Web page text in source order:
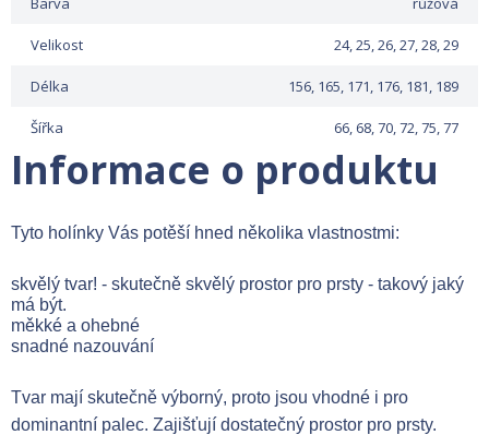
Informace o produktu
Tyto holínky Vás potěší hned několika vlastnostmi:
skvělý tvar! - skutečně skvělý prostor pro prsty - takový jaký
má být.
měkké a ohebné
snadné nazouvání
Tvar mají skutečně výborný, proto jsou vhodné i pro
dominantní palec. Zajišťují dostatečný prostor pro prsty.
Velikost 24, 25, 26, 27, 28, 29
Délka 156, 165, 171, 176, 181, 189
Šířka 66, 68, 70, 72, 75, 77